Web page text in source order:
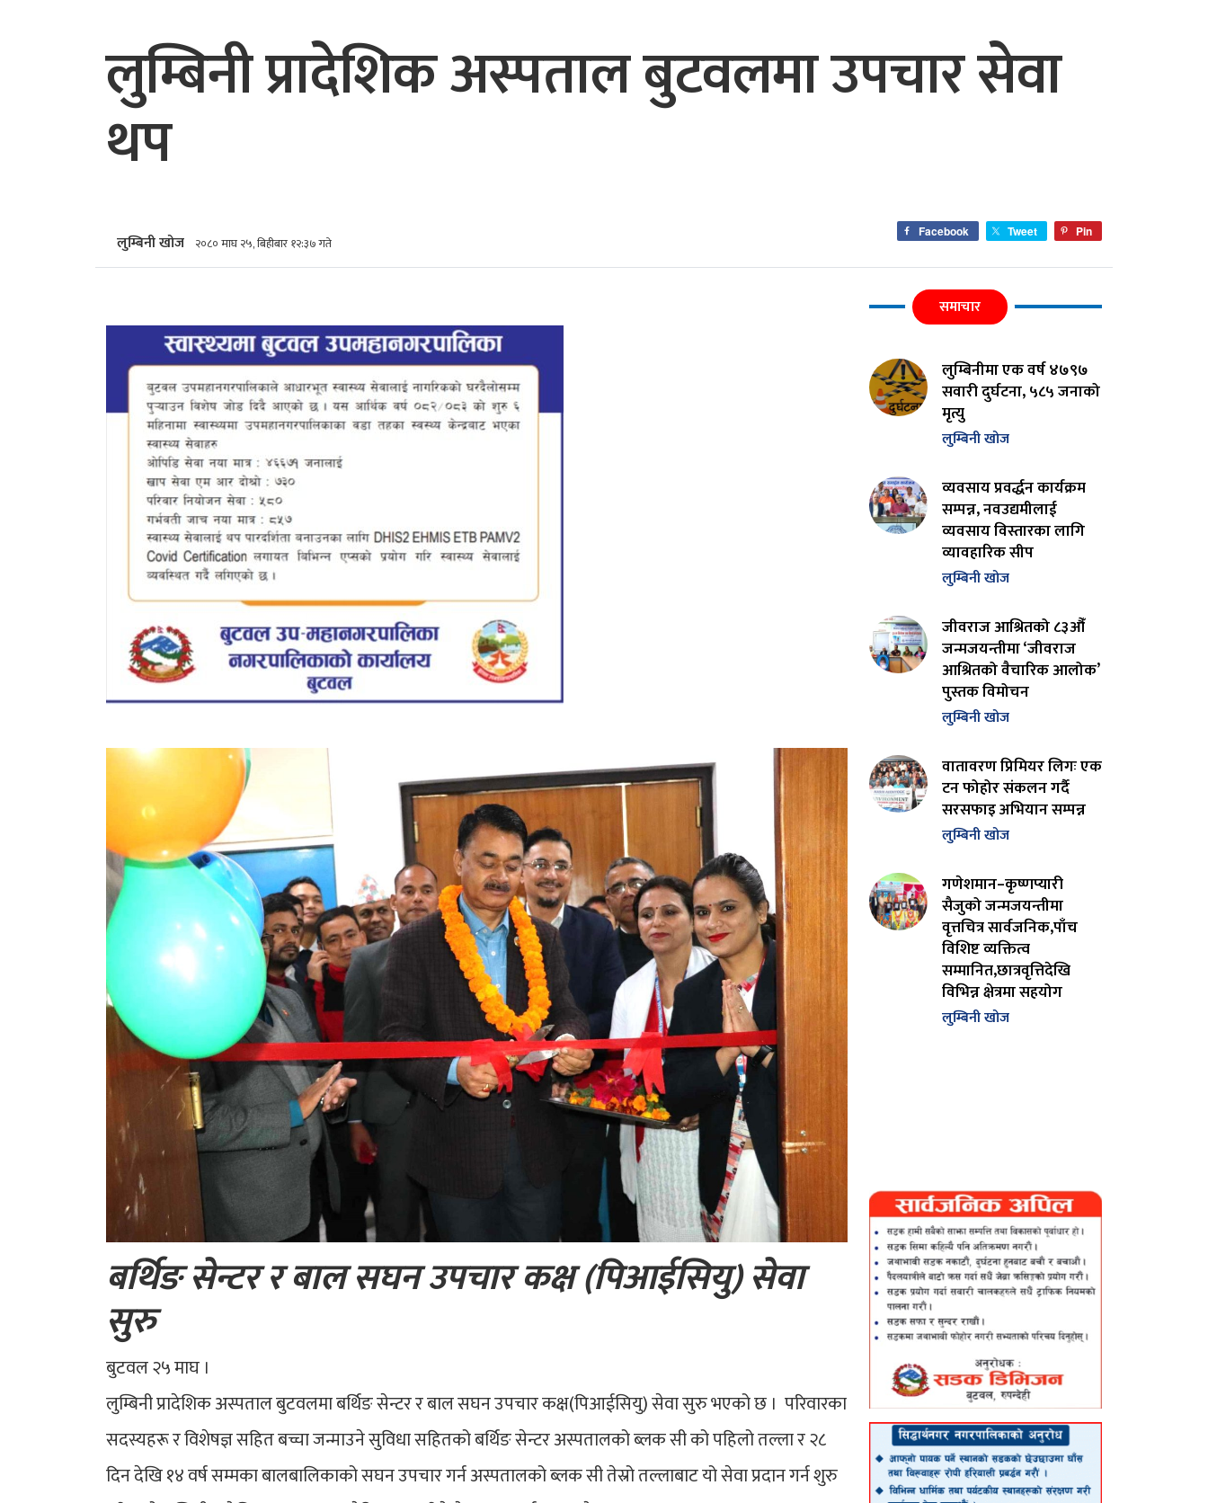
लुम्बिनी प्रादेशिक अस्पताल बुटवलमा उपचार सेवा
थप
लुम्बिनी खोज २०८० माघ २५, बिहीबार १२:३७ गते
Facebook Tweet Pin
बर्थिङ सेन्टर र बाल सघन उपचार कक्ष (पिआईसियु) सेवा
सुरु
बुटवल २५ माघ ।
लुम्बिनी प्रादेशिक अस्पताल बुटवलमा बर्थिङ सेन्टर र बाल सघन उपचार कक्ष(पिआईसियु) सेवा सुरु भएको छ । परिवारका
सदस्यहरू र विशेषज्ञ सहित बच्चा जन्माउने सुविधा सहितको बर्थिङ सेन्टर अस्पतालको ब्लक सी को पहिलो तल्ला र २८
दिन देखि १४ वर्ष सम्मका बालबालिकाको सघन उपचार गर्न अस्पतालको ब्लक सी तेस्रो तल्लाबाट यो सेवा प्रदान गर्न शुरु
समाचार
लुम्बिनीमा एक वर्ष ४७९७
सवारी दुर्घटना, ५८५ जनाको
मृत्यु
लुम्बिनी खोज
व्यवसाय प्रवर्द्धन कार्यक्रम
सम्पन्न, नवउद्यमीलाई
व्यवसाय विस्तारका लागि
व्यावहारिक सीप
लुम्बिनी खोज
जीवराज आश्रितको ८३औँ
जन्मजयन्तीमा ‘जीवराज
आश्रितको वैचारिक आलोक’
पुस्तक विमोचन
लुम्बिनी खोज
वातावरण प्रिमियर लिगः एक
टन फोहोर संकलन गर्दै
सरसफाइ अभियान सम्पन्न
लुम्बिनी खोज
गणेशमान–कृष्णप्यारी
सैजुको जन्मजयन्तीमा
वृत्तचित्र सार्वजनिक,पाँच
विशिष्ट व्यक्तित्व
सम्मानित,छात्रवृत्तिदेखि
विभिन्न क्षेत्रमा सहयोग
लुम्बिनी खोज